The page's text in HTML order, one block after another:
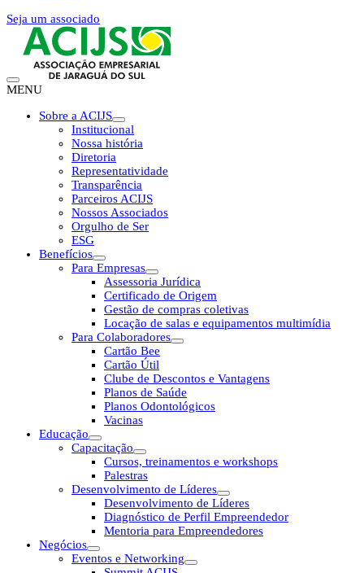
Seja um associado
MENU
Sobre a ACIJS
Institucional
Nossa história
Diretoria
Representatividade
Transparência
Parceiros ACIJS
Nossos Associados
Orgulho de Ser
ESG
Benefícios
Para Empresas
Assessoria Jurídica
Certificado de Origem
Gestão de compras coletivas
Locação de salas e equipamentos multimídia
Para Colaboradores
Cartão Bee
Cartão Útil
Clube de Descontos e Vantagens
Planos de Saúde
Planos Odontológicos
Vacinas
Educação
Capacitação
Cursos, treinamentos e workshops
Palestras
Desenvolvimento de Líderes
Desenvolvimento de Líderes
Diagnóstico de Perfil Empreendedor
Mentoria para Empreendedores
Negócios
Eventos e Networking